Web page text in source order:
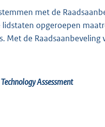
met de
lidstaten opgeroepen
Met de
Assessment